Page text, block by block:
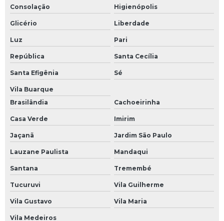
Quadro elétrico barramento
Quadro elétrico com barramento residencial
Quadro elétrico com barramento trifasico
Quadro elétrico geral
Quadro eletrico para bomba
Quadro elétrico para compressor
Quadro elétrico para piscina
Quadro elétrico para piscinas com disjuntor para motor e timer
Quadro geral de baixa tensão
Quadro geral de baixa tensão preço
Consolação Higienópolis
Glicério Liberdade
Luz Pari
República Santa Cecília
Santa Efigênia Sé
Vila Buarque
Brasilândia
Cachoeirinha
Casa Verde Imirim
Jaçanã Jardim São Paulo
Lauzane Paulista Mandaqui
Santana Tremembé
Tucuruvi Vila Guilherme
Vila Gustavo Vila Maria
Vila Medeiros